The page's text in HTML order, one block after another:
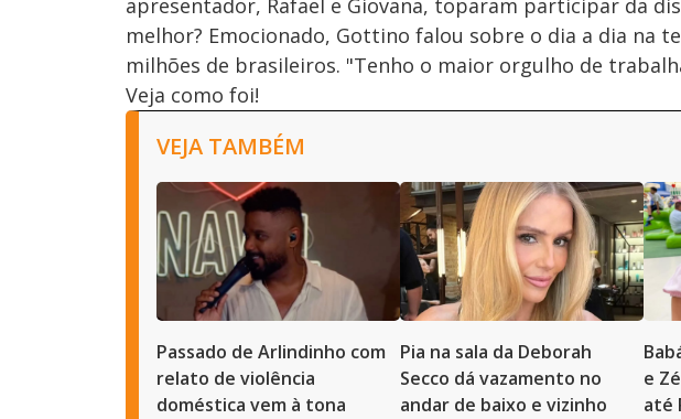
apresentador, Rafael e Giovana, toparam participar da
melhor? Emocionado, Gottino falou sobre o dia a dia na
milhões de brasileiros. "Tenho o maior orgulho de
Veja como foi!
VEJA TAMBÉM
Passado de Arlindinho com
relato de violência
doméstica vem à tona
Pia na sala da Deborah
Secco dá vazamento no
andar de baixo e vizinho
e
até